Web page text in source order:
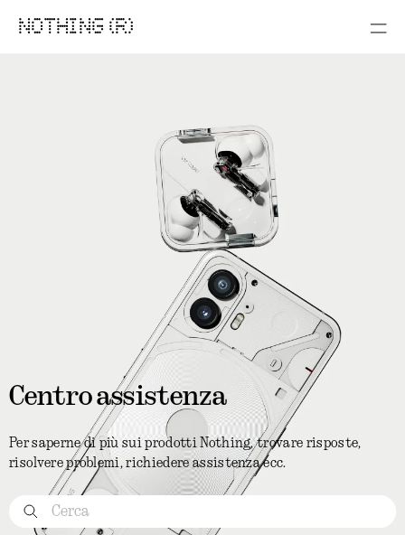
NOTHING (R)
Centro assistenza
Per saperne di più sui prodotti Nothing, trovare risposte,
risolvere problemi, richiedere assistenza ecc.